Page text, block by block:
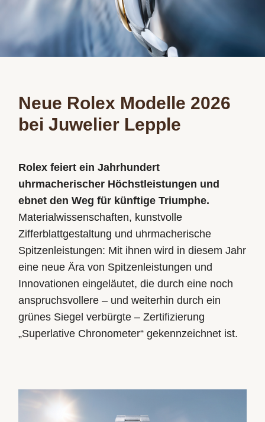
Neue Rolex Modelle 2026
bei Juwelier Lepple
Rolex feiert ein Jahrhundert
uhrmacherischer Höchstleistungen und
ebnet den Weg für künftige Triumphe.
Materialwissenschaften, kunstvolle
Zifferblattgestaltung und uhrmacherische
Spitzenleistungen: Mit ihnen wird in diesem Jahr
eine neue Ära von Spitzenleistungen und
Innovationen eingeläutet, die durch eine noch
anspruchsvollere – und weiterhin durch ein
grünes Siegel verbürgte – Zertifizierung
„Superlative Chronometer“ gekennzeichnet ist.